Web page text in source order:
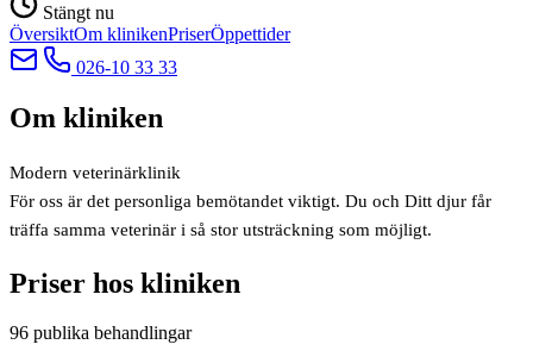
Stängt nu
ÖversiktOm klinikenPriserÖppettider
026-10 33 33
Om kliniken
Modern veterinärklinik
För oss är det personliga bemötandet viktigt. Du och Ditt djur får
träffa samma veterinär i så stor utsträckning som möjligt.
Priser hos kliniken
96 publika behandlingar